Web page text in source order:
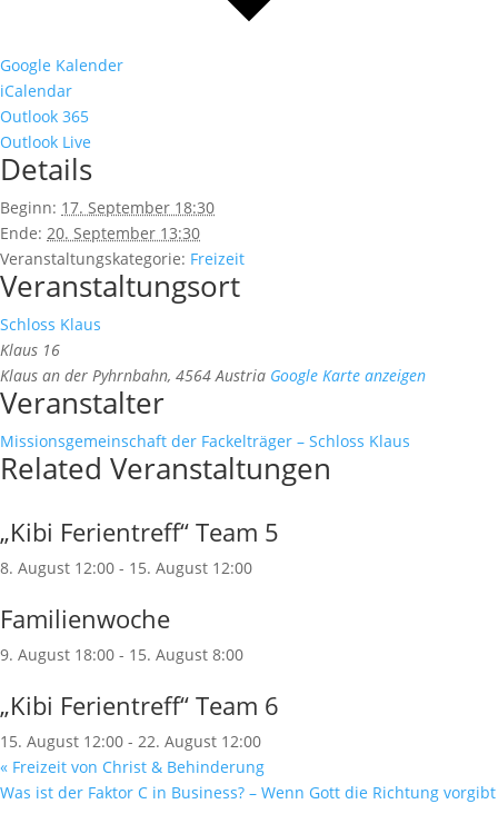
Google Kalender
iCalendar
Outlook 365
Outlook Live
Details
Beginn: 17. September 18:30
Ende: 20. September 13:30
Veranstaltungskategorie: Freizeit
Veranstaltungsort
Schloss Klaus
Klaus 16
Klaus an der Pyhrnbahn, 4564 Austria Google Karte anzeigen
Veranstalter
Missionsgemeinschaft der Fackelträger – Schloss Klaus
Related Veranstaltungen
„Kibi Ferientreff“ Team 5
8. August 12:00 - 15. August 12:00
Familienwoche
9. August 18:00 - 15. August 8:00
„Kibi Ferientreff“ Team 6
15. August 12:00 - 22. August 12:00
« Freizeit von Christ & Behinderung
Was ist der Faktor C in Business? – Wenn Gott die Richtung vorgibt